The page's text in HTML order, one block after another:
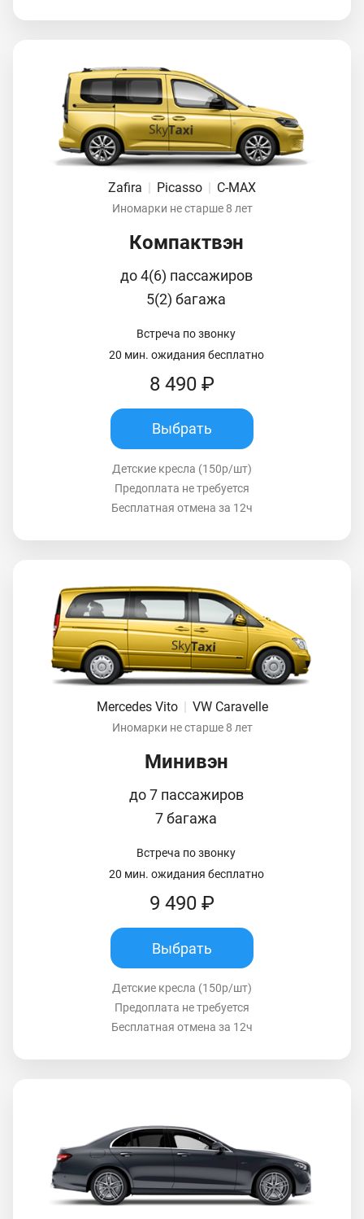
Zafira | Picasso | C-MAX
Иномарки не старше 8 лет
Компактвэн
до 4(6) пассажиров
5(2) багажа
Встреча по звонку
20 мин. ожидания бесплатно
8 490 ₽
Выбрать
Детские кресла (150р/шт)
Предоплата не требуется
Бесплатная отмена за 12ч
Mercedes Vito VW Caravelle
Иномарки не старше 8 лет
Минивэн
до 7 пассажиров
7 багажа
Встреча по звонку
20 мин. ожидания бесплатно
9 490 ₽
Выбрать
Детские кресла (150р/шт)
Предоплата не требуется
Бесплатная отмена за 12ч